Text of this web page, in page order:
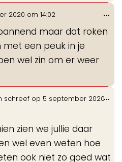
2020 om 14:02
maar dat roken
met een peuk in je
wel zin om er weer
...
schreef op 5 september 2020
zien we jullie daar
wel even weten hoe
ook niet zo goed wat
...